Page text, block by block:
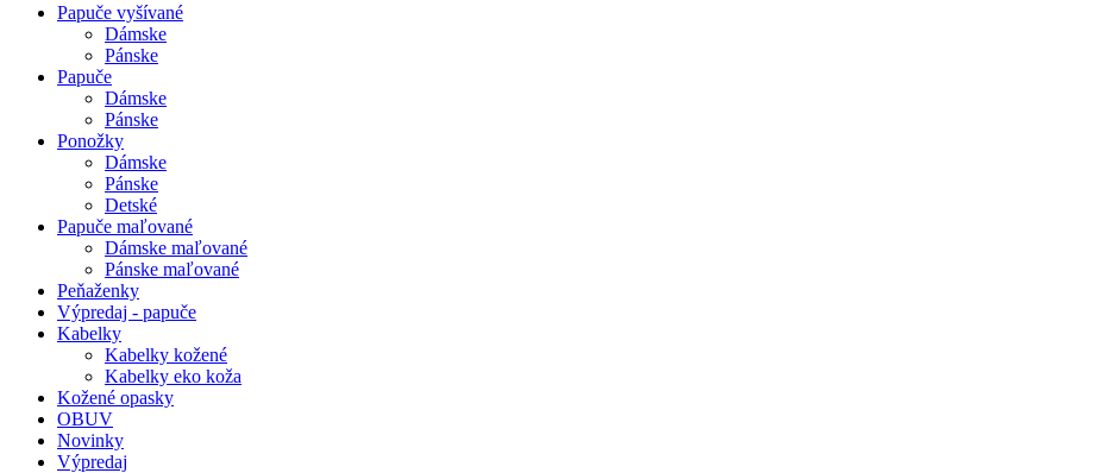
Papuče vyšívané
Dámske
Pánske
Papuče
Dámske
Pánske
Ponožky
Dámske
Pánske
Detské
Papuče maľované
Dámske maľované
Pánske maľované
Peňaženky
Výpredaj - papuče
Kabelky
Kabelky kožené
Kabelky eko koža
Kožené opasky
OBUV
Novinky
Výpredaj